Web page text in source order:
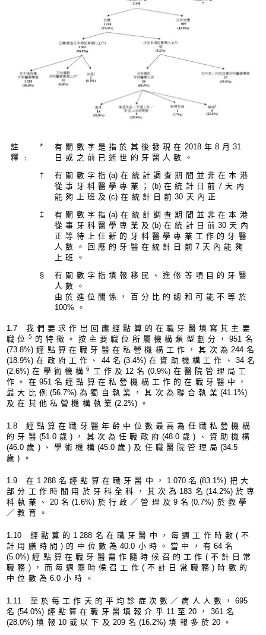
註
釋﹕
* 有關數字是指於其後發現在 2018年8月31
日或之前已逝世的牙醫人數。
†
有關數字指(a)在統計調查期間並非在本港
從事牙科醫學專業； (b)在統計日前7天內
能夠上班及(c)在統計日前30天內正
‡
有關數字指(a)在統計調查期間並非在本港
從事牙科醫學專業及 (b)在統計日前30天內
正等待上任新的牙科醫學專業工作的牙醫
人數。回應的牙醫在統計日前7天內能夠
上班。
§
有關數字指填報移民、進修等項目的牙醫
人數。
由於進位關係，百分比的總和可能不等於
100%。
1.7 我們要求作出回應經點算的在職牙醫填寫其主要
職位
5 的特徵。按主要職位所屬機構類型劃分，951名
(73.8%)經點算在職牙醫在私營機構工作，其次為 244名
(18.9%)在政府工作、 44名 (3.4%)在資助機構工作、 34名
(2.6%)在學術機構6 工作及 12名 (0.9%)在醫院管理局工
作。在 951名經點算在私營機構工作的在職牙醫中，
最大比例 (56.7%)為獨自執業，其次為聯合執業 (41.1%)
及在其他私營機構執業(2.2%)。
1.8 經點算在職牙醫年齡中位數最高為任職私營機構
的牙醫 (51.0歲)，其次為任職政府 (48.0歲)、資助機構
(46.0歲)、學術機構 (45.0歲)及任職醫院管理局 (34.5
歲)。
1.9 在 1 288名經點算在職牙醫中， 1 070名(83.1%)把大
部分工作時間用於牙科全科，其次為 183名 (14.2%)於專
科執業、 20名(1.6%)於行政／管理及9名(0.7%)於教學
／教育。
1.10 經點算的 1 288名在職牙醫中，每週工作時數(不
計用膳時間)的中位數為40.0小時。當中，有 64名
(5.0%)經點算在職牙醫需作隨時候召的工作(不計日常
職務)，而每週隨時候召工作(不計日常職務)時數的
中位數為 6.0小時。
1.11 至於每工作天的平均診症次數／病人人數，695
名(54.0%)經點算在職牙醫填報介乎 11至20， 361名
(28.0%)填報 10或以下及 209名(16.2%)填報多於20。